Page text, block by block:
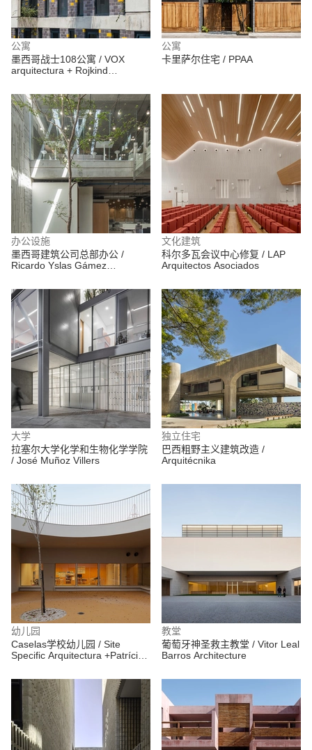
公寓
墨西哥战士108公寓 / VOX
arquitectura + Rojkind
公寓
卡里萨尔住宅 / PPAA
办公设施
墨西哥建筑公司总部办公 /
Ricardo Yslas Gámez
文化建筑
科尔多瓦会议中心修复 / LAP
Arquitectos Asociados
大学
拉塞尔大学化学和生物化学学院
/ José Muñoz Villers
独立住宅
巴西粗野主义建筑改造 /
Arquitécnika
幼儿园
Caselas学校幼儿园 / Site
Specific Arquitectura +Patrícia
教堂
葡萄牙神圣救主教堂 / Vitor Leal
Barros Architecture